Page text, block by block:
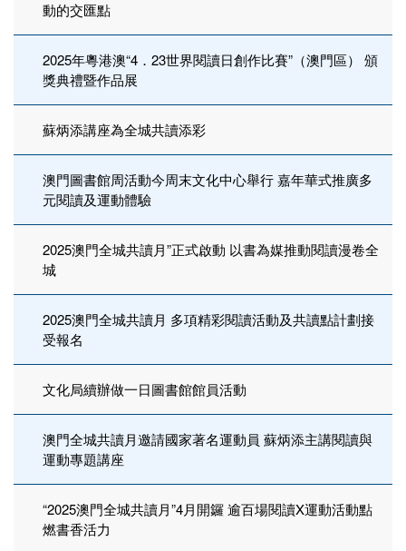
動的交匯點
2025年粵港澳“4．23世界閱讀日創作比賽”（澳門區） 頒
獎典禮暨作品展
蘇炳添講座為全城共讀添彩
澳門圖書館周活動今周末文化中心舉行 嘉年華式推廣多
元閱讀及運動體驗
2025澳門全城共讀月”正式啟動 以書為媒推動閱讀漫卷全
城
2025澳門全城共讀月 多項精彩閱讀活動及共讀點計劃接
受報名
文化局續辦做一日圖書館館員活動
澳門全城共讀月邀請國家著名運動員 蘇炳添主講閱讀與
運動專題講座
“2025澳門全城共讀月”4月開鑼 逾百場閱讀X運動活動點
燃書香活力